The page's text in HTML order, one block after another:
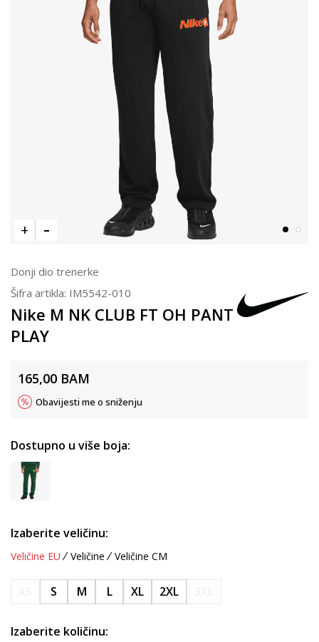
Donji dio trenerke
Šifra artikla: IM5542-010
Nike M NK CLUB FT OH PANT
PLAY
165,00 BAM
Obavijesti me o sniženju
Dostupno u više boja:
Izaberite veličinu:
Veličine EU Veličine Veličine CM
S M L XL 2XL
Izaberite količinu: